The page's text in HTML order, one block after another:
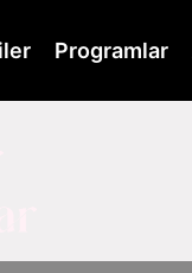
Programlar